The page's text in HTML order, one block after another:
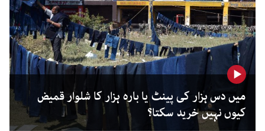
میں دس ہزار کی پینٹ یا بارہ ہزار کا شلوار قمیض
کیوں نہیں خرید سکتا؟